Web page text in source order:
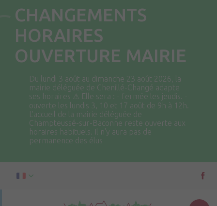
CHANGEMENTS
HORAIRES
OUVERTURE MAIRIE
Du lundi 3 août au dimanche 23 août 2026, la
mairie déléguée de Chenillé-Changé adapte
ses horaires ⚠ Elle sera : - fermée les jeudis. -
ouverte les lundis 3, 10 et 17 août de 9h à 12h.
L'accueil de la mairie déléguée de
Champteussé-sur-Baconne reste ouverte aux
horaires habituels. Il n'y aura pas de
permanence des élus